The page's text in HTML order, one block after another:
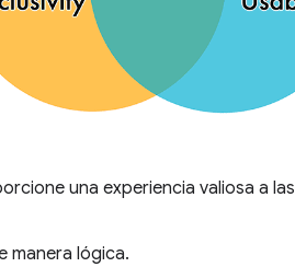
una experiencia valiosa a las
manera lógica.